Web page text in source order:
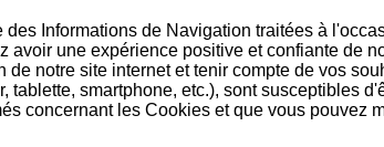
Informations de Navigation traitées à
une expérience positive et confiante de
notre site internet et tenir compte de vos
smartphone, etc.), sont susceptibles
concernant les Cookies et que vous pouvez